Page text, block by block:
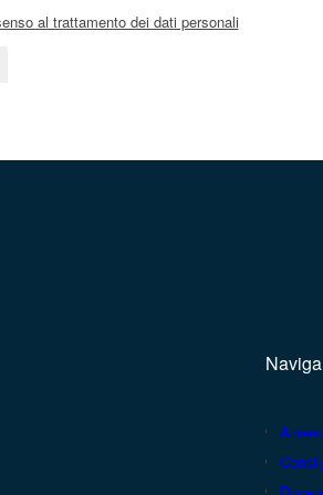
al trattamento dei dati personali
Naviga